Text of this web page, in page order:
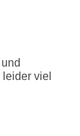
viel